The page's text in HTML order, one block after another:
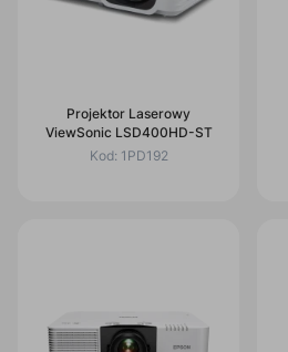
Projektor Laserowy
ViewSonic LSD400HD-ST
Kod: 1PD192